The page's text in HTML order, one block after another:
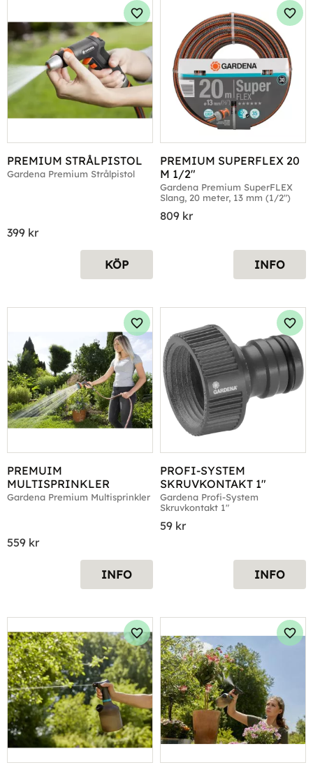
PREMIUM STRÅLPISTOL
Gardena Premium Strålpistol
399 kr
Lägg till i favoriter
KÖP
PREMIUM SUPERFLEX 20
M 1/2"
Gardena Premium SuperFLEX
Slang, 20 meter, 13 mm (1/2")
809 kr
INFO
PREMUIM
MULTISPRINKLER
Gardena Premium Multisprinkler
559 kr
Lägg till i favoriter
INFO
PROFI-SYSTEM
SKRUVKONTAKT 1"
Gardena Profi-System
Skruvkontakt 1"
59 kr
INFO
Lägg till i favoriter